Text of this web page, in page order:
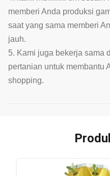
memberi Anda produksi
saat yang sama memberi
jauh.
5. Kami juga bekerja sama
pertanian untuk membantu
shopping.